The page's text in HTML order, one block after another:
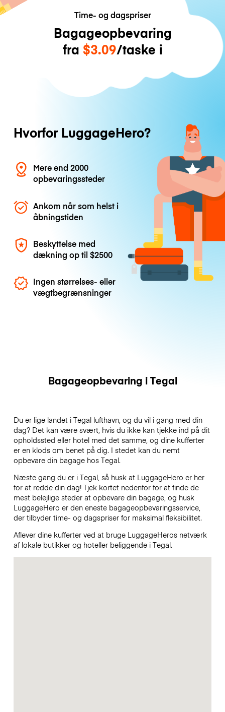
Time- og dagspriser
Bagageopbevaring
fra $3.09/taske i
Hvorfor LuggageHero?
Mere end 2000
opbevaringssteder
Ankom når som helst i
åbningstiden
Beskyttelse med
dækning op til$2500
Ingen størrelses- eller
vægtbegrænsninger
Bagageopbevaring i Tegal
Du er lige landet i Tegal lufthavn, og du vil i gang med din
dag? Det kan være svært, hvis du ikke kan tjekke ind på dit
opholdssted eller hotel med det samme, og dine kufferter
er en klods om benet på dig. I stedet kan du nemt
opbevare din bagage hos Tegal.
Næste gang du er i Tegal, så husk at LuggageHero er her
for at redde din dag! Tjek kortet nedenfor for at finde de
mest belejlige steder at opbevare din bagage, og husk
LuggageHero er den eneste bagageopbevaringsservice,
der tilbyder time- og dagspriser for maksimal fleksibilitet.
Aflever dine kufferter ved at bruge LuggageHeros netværk
af lokale butikker og hoteller beliggende i Tegal.